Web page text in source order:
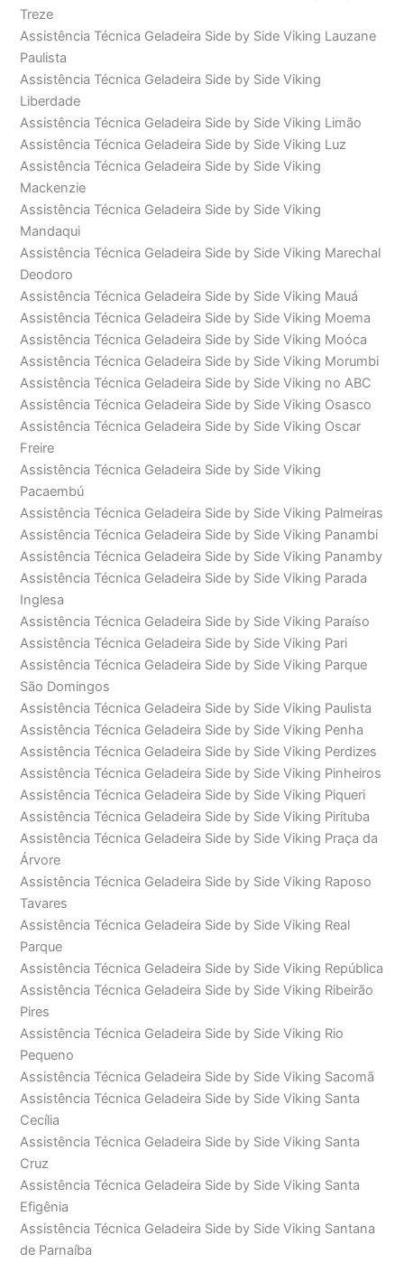
Treze
Assistência Técnica Geladeira Side by Side Viking Lauzane
Paulista
Assistência Técnica Geladeira Side by Side Viking
Liberdade
Assistência Técnica Geladeira Side by Side Viking Limão
Assistência Técnica Geladeira Side by Side Viking Luz
Assistência Técnica Geladeira Side by Side Viking
Mackenzie
Assistência Técnica Geladeira Side by Side Viking
Mandaqui
Assistência Técnica Geladeira Side by Side Viking Marechal
Deodoro
Assistência Técnica Geladeira Side by Side Viking Mauá
Assistência Técnica Geladeira Side by Side Viking Moema
Assistência Técnica Geladeira Side by Side Viking Moóca
Assistência Técnica Geladeira Side by Side Viking Morumbi
Assistência Técnica Geladeira Side by Side Viking no ABC
Assistência Técnica Geladeira Side by Side Viking Osasco
Assistência Técnica Geladeira Side by Side Viking Oscar
Freire
Assistência Técnica Geladeira Side by Side Viking
Pacaembú
Assistência Técnica Geladeira Side by Side Viking Palmeiras
Assistência Técnica Geladeira Side by Side Viking Panambi
Assistência Técnica Geladeira Side by Side Viking Panamby
Assistência Técnica Geladeira Side by Side Viking Parada
Inglesa
Assistência Técnica Geladeira Side by Side Viking Paraíso
Assistência Técnica Geladeira Side by Side Viking Pari
Assistência Técnica Geladeira Side by Side Viking Parque
São Domingos
Assistência Técnica Geladeira Side by Side Viking Paulista
Assistência Técnica Geladeira Side by Side Viking Penha
Assistência Técnica Geladeira Side by Side Viking Perdizes
Assistência Técnica Geladeira Side by Side Viking Pinheiros
Assistência Técnica Geladeira Side by Side Viking Piqueri
Assistência Técnica Geladeira Side by Side Viking Pirituba
Assistência Técnica Geladeira Side by Side Viking Praça da
Árvore
Assistência Técnica Geladeira Side by Side Viking Raposo
Tavares
Assistência Técnica Geladeira Side by Side Viking Real
Parque
Assistência Técnica Geladeira Side by Side Viking República
Assistência Técnica Geladeira Side by Side Viking Ribeirão
Pires
Assistência Técnica Geladeira Side by Side Viking Rio
Pequeno
Assistência Técnica Geladeira Side by Side Viking Sacomã
Assistência Técnica Geladeira Side by Side Viking Santa
Cecília
Assistência Técnica Geladeira Side by Side Viking Santa
Cruz
Assistência Técnica Geladeira Side by Side Viking Santa
Efigênia
Assistência Técnica Geladeira Side by Side Viking Santana
de Parnaíba